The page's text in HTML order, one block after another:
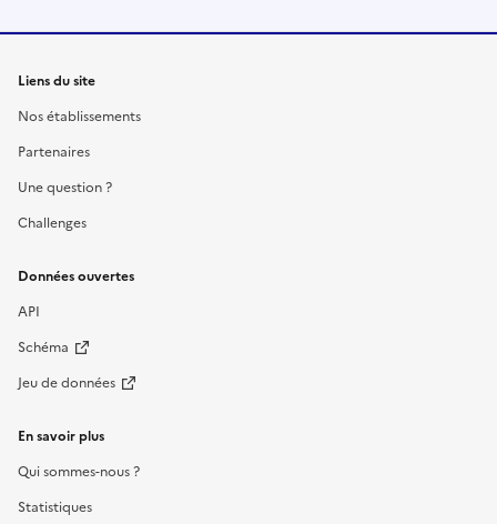
Liens du site
Nos établissements
Partenaires
Une question ?
Challenges
Données ouvertes
API
Schéma
Jeu de données
En savoir plus
Qui sommes-nous ?
Statistiques